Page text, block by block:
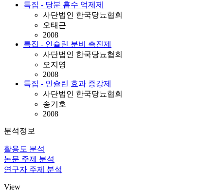
특집 - 당분 흡수 억제제
사단법인 한국당뇨협회
오태근
2008
특집 - 인슐린 분비 촉진제
사단법인 한국당뇨협회
오지영
2008
특집 - 인슐린 효과 증강제
사단법인 한국당뇨협회
송기호
2008
분석정보
활용도 분석
논문 주제 분석
연구자 주제 분석
View